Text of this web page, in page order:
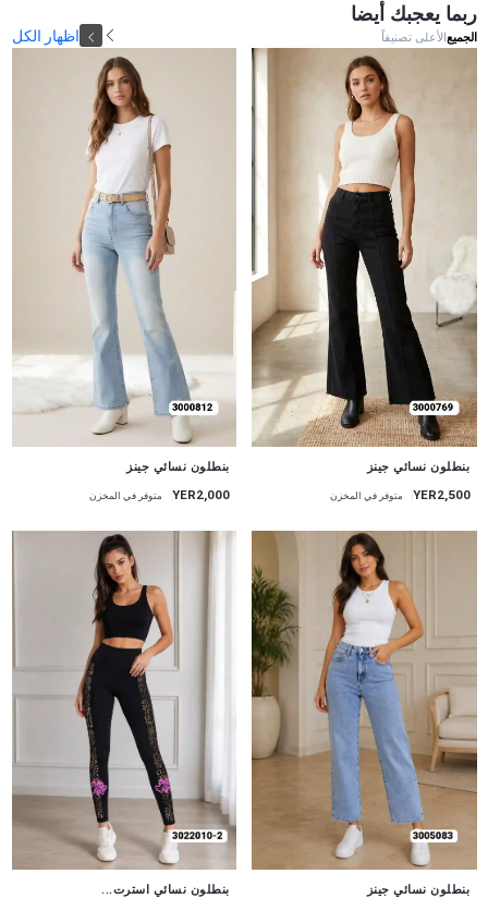
ربما يعجبك أيضا
الجميعالأعلى تصنيفاً اظهار الكل
جديد
بنطلون نسائي جينز
YER2,500 متوفر في المخزن
جديد
بنطلون نسائي جينز
YER2,000 متوفر في المخزن
بنطلون نسائي جينز بنطلون نسائي استرت...